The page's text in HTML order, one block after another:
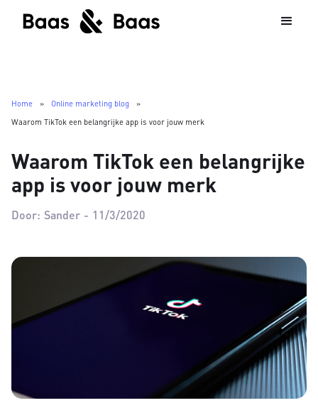
Home » Online marketing blog
»
Waarom TikTok een belangrijke app is voor jouw merk
Waarom TikTok een belangrijke
app is voor jouw merk
Door: Sander - 11/3/2020